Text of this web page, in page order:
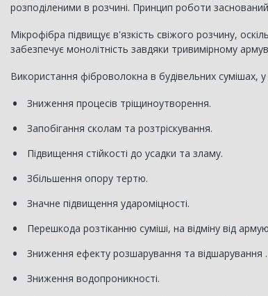
розподіленими в розчині. Принцип роботи
Мікрофібра підвищує в'язкість свіжого розчину,
забезпечує монолітність завдяки тривимірному
Використання фіброволокна в будівельних сумішах,
Зниження процесів тріщиноутворення.
Запобігання сколам та розтріскування.
Підвищення стійкості до усадки та зламу.
Збільшення опору тертю.
Значне підвищення удароміцності.
Перешкода розтіканню суміші, на відміну від
Зниження ефекту розшарування та відшарування .
Зниження водопроникності.